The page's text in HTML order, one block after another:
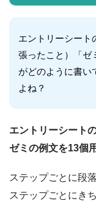
エントリーシート
張ったこと）「ゼ
がどのように書い
よね？
エントリーシート
ゼミの例文を13個
ステップごとに段
ステップごとにき